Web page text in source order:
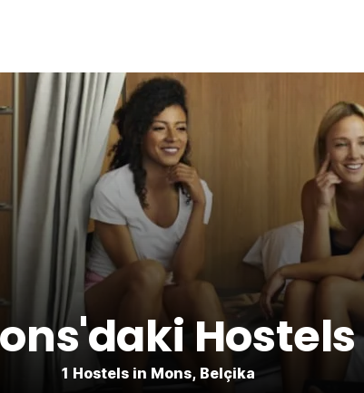
Hostels
1 Hostels in Mons, Belçika